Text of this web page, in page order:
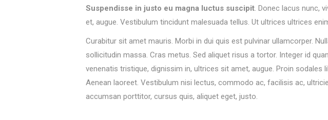
Suspendisse in justo eu magna luctus suscipit. Donec lacus nunc,
et, augue. Vestibulum tincidunt malesuada tellus. Ut ultrices ultrices
Curabitur sit amet mauris. Morbi in dui quis est pulvinar ullamcorper.
sollicitudin massa. Cras metus. Sed aliquet risus a tortor. Integer id
venenatis tristique, dignissim in, ultrices sit amet, augue. Proin sodales
Aenean laoreet. Vestibulum nisi lectus, commodo ac, facilisis ac,
accumsan porttitor, cursus quis, aliquet eget, justo.